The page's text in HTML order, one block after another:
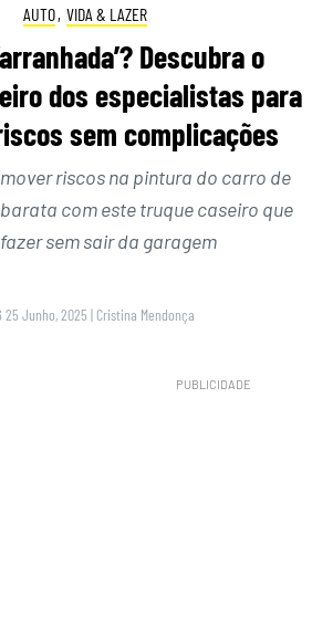
AUTO, VIDA & LAZER
Descubra o
dos especialistas para
sem complicações
riscos na pintura do carro de
com este truque caseiro que
sem sair da garagem
25 Junho, 2025 | Cristina Mendonça